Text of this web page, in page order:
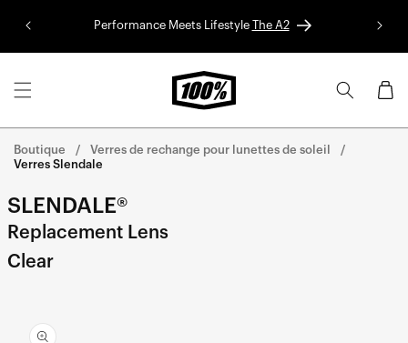
contenu
Performance Meets Lifestyle The A2
Panier
Boutique
Verres de rechange pour lunettes de soleil
Verres Slendale
SLENDALE®
Replacement Lens
Clear
informations